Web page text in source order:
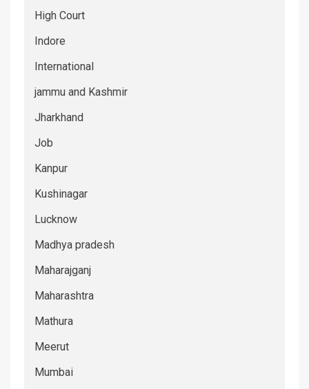
High Court
Indore
International
jammu and Kashmir
Jharkhand
Job
Kanpur
Kushinagar
Lucknow
Madhya pradesh
Maharajganj
Maharashtra
Mathura
Meerut
Mumbai